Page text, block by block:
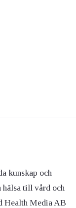
kunskap och
hälsa till vård och
Health Media AB